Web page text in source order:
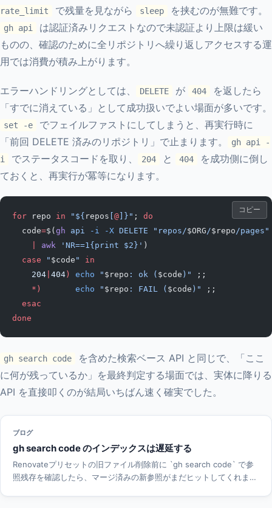
rate_limit
で残量を見ながら sleep を挟むのが無難です。
gh api
は認証済みリクエストなので未認証より上限は緩い
ものの、確認のために全リポジトリへ繰り返しアクセスする運
用では消費が積み上がります。
エラーハンドリングとしては、 DELETE が 404
を返したら
「すでに消えている」として成功扱いでよい場面が多いです。
set -e
でフェイルファストにしてしまうと、再実行時に
「前回 DELETE 済みのリポジトリ」で止まります。
gh api -
i
でステータスコードを取り、 204 と 404
を成功側に倒し
ておくと、再実行が冪等になります。
for repo in "${ repos @ ]}" ; do
  code
=$( gh api -i -X DELETE "repos/$ORG/$repo/pages"
awk 'NR==1{print $2}' )
  case
" $code "
in
    204
404 ) echo " $repo : ok ( $code )"
;;
    *)
       echo
" $repo : FAIL ( $code )"
;;
  esac
done
コピー
gh search code
を含めた検索ベース API と同じで、「ここ
に何が残っているか」を最終判定する場面では、実体に降りる
API を直接叩くのが結局いちばん速く確実でした。
ブログ
gh search code のインデックスは遅延する
Renovateプリセットの旧ファイル削除前に `gh search code` で参
照残存を確認したら、マージ済みの新参照がまだヒットしてくれませ